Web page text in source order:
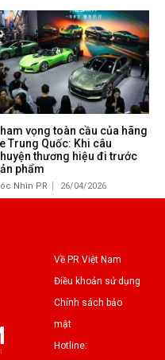
vọng toàn cầu của hãng
Trung Quốc: Khi câu
thương hiệu đi trước
phẩm
Nhìn PR 26/04/2026
Về PR Việt Nam
Điều khoản sử dụng
Chính sách bảo
mật
Hotline: